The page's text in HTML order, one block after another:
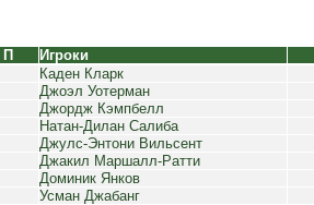
П
Игроки
Каден Кларк
Джоэл Уотерман
Джордж Кэмпбелл
Натан-Дилан Салиба
Джулс-Энтони Вильсент
Джакил Маршалл-Ратти
Доминик Янков
Усман Джабанг